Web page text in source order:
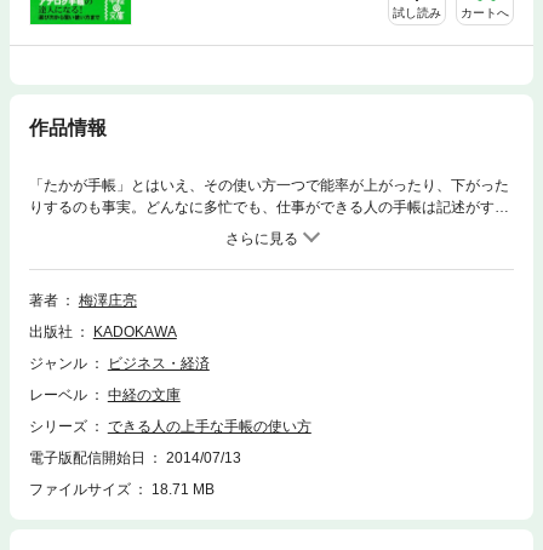
試し読み カートへ
作品情報
「たかが手帳」とはいえ、その使い方一つで能率が上がったり、下がった
りするのも事実。どんなに多忙でも、仕事ができる人の手帳は記述がすっ
きりしているもの。本書は、アナログ手帳（電子手帳ではない、紙の手
帳）を使いこなすためのコツを、手帳の選び方といった基本からやさしく
指南。
著者
梅澤庄亮
出版社
KADOKAWA
ジャンル
ビジネス・経済
レーベル
中経の文庫
シリーズ
できる人の上手な手帳の使い方
電子版配信開始日
2014/07/13
ファイルサイズ
18.71 MB